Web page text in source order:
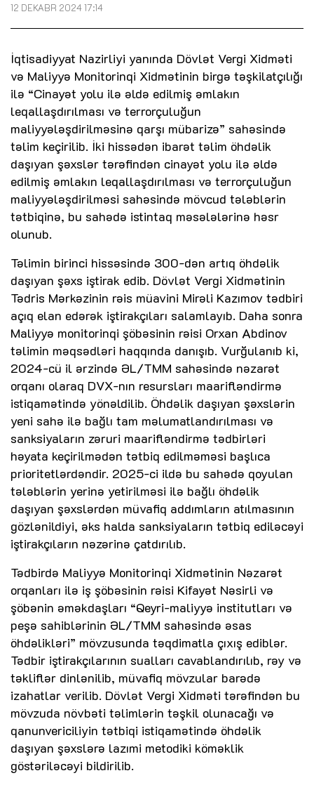
12 DEKABR 2024 17:14
İqtisadiyyat Nazirliyi yanında Dövlət Vergi Xidməti
və Maliyyə Monitorinqi Xidmətinin birgə təşkilatçılığı
ilə “Cinayət yolu ilə əldə edilmiş əmlakın
leqallaşdırılması və terrorçuluğun
maliyyələşdirilməsinə qarşı mübarizə” sahəsində
təlim keçirilib. İki hissədən ibarət təlim öhdəlik
daşıyan şəxslər tərəfindən cinayət yolu ilə əldə
edilmiş əmlakın leqallaşdırılması və terrorçuluğun
maliyyələşdirilməsi sahəsində mövcud tələblərin
tətbiqinə, bu sahədə istintaq məsələlərinə həsr
olunub.
Təlimin birinci hissəsində 300-dən artıq öhdəlik
daşıyan şəxs iştirak edib. Dövlət Vergi Xidmətinin
Tədris Mərkəzinin rəis müavini Mirəli Kazımov tədbiri
açıq elan edərək iştirakçıları salamlayıb. Daha sonra
Maliyyə monitorinqi şöbəsinin rəisi Orxan Abdinov
təlimin məqsədləri haqqında danışıb. Vurğulanıb ki,
2024-cü il ərzində ƏL/TMM sahəsində nəzarət
orqanı olaraq DVX-nın resursları maarifləndirmə
istiqamətində yönəldilib. Öhdəlik daşıyan şəxslərin
yeni sahə ilə bağlı tam məlumatlandırılması və
sanksiyaların zəruri maarifləndirmə tədbirləri
həyata keçirilmədən tətbiq edilməməsi başlıca
prioritetlərdəndir. 2025-ci ildə bu sahədə qoyulan
tələblərin yerinə yetirilməsi ilə bağlı öhdəlik
daşıyan şəxslərdən müvafiq addımların atılmasının
gözlənildiyi, əks halda sanksiyaların tətbiq ediləcəyi
iştirakçıların nəzərinə çatdırılıb.
Tədbirdə Maliyyə Monitorinqi Xidmətinin Nəzarət
orqanları ilə iş şöbəsinin rəisi Kifayət Nəsirli və
şöbənin əməkdaşları “Qeyri-maliyyə institutları və
peşə sahiblərinin ƏL/TMM sahəsində əsas
öhdəlikləri” mövzusunda təqdimatla çıxış ediblər.
Tədbir iştirakçılarının sualları cavablandırılıb, rəy və
təkliflər dinlənilib, müvafiq mövzular barədə
izahatlar verilib. Dövlət Vergi Xidməti tərəfindən bu
mövzuda növbəti təlimlərin təşkil olunacağı və
qanunvericiliyin tətbiqi istiqamətində öhdəlik
daşıyan şəxslərə lazımi metodiki köməklik
göstəriləcəyi bildirilib.